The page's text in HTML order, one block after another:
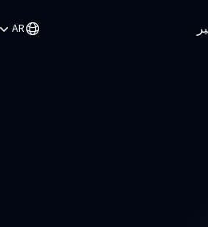
AR